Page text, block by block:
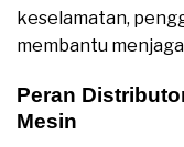
keselamatan,
membantu
Peran
Mesin